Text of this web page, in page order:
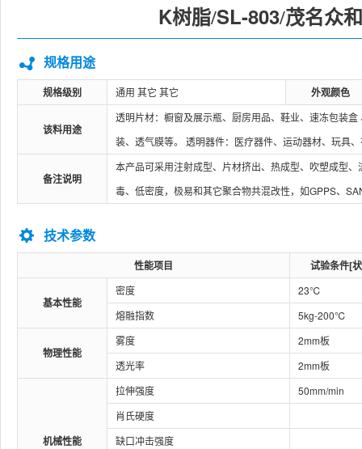
K树脂/SL-803/茂名众和
规格用途
规格级别 通用 其它 其它 外观颜色
该料用途
透明片材：橱窗及展示瓶、厨房用品、鞋业、速冻包装
装、透气膜等。 透明器件：医疗器件、运动器材、玩具
备注说明
本产品可采用注射成型、片材挤出、热成型、吹塑成型
毒、低密度，极易和其它聚合物共混改性，如GPPS、
技术参数
性能项目 试验条件[
基本性能
密度
23℃
熔融指数
5kg-200℃
物理性能
雾度
2mm板
透光率
2mm板
机械性能
拉伸强度
50mm/min
肖氏硬度
缺口冲击强度